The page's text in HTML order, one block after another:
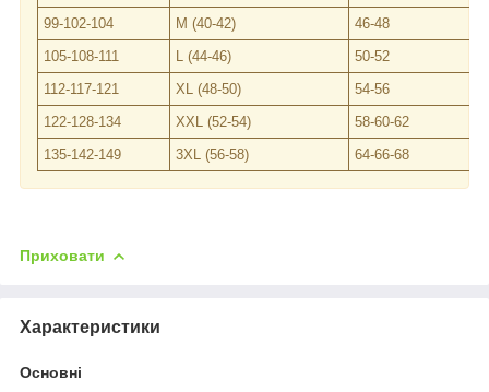
99-102-104
M (40-42)
46-48
105-108-111
L (44-46)
50-52
112-117-121
XL (48-50)
54-56
122-128-134
XXL (52-54)
58-60-62
135-142-149
3XL (56-58) 64-66-68
Приховати
Характеристики
Основні